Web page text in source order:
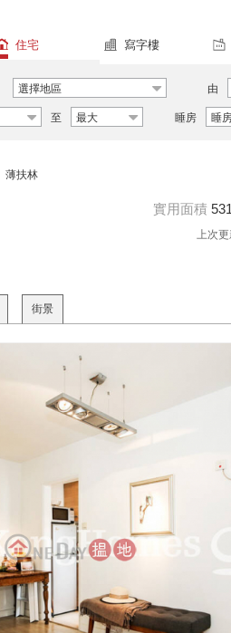
住宅 寫字樓
選擇地區 由
至 最大 睡房 睡
薄扶林
實用面積 531
上次更
街景